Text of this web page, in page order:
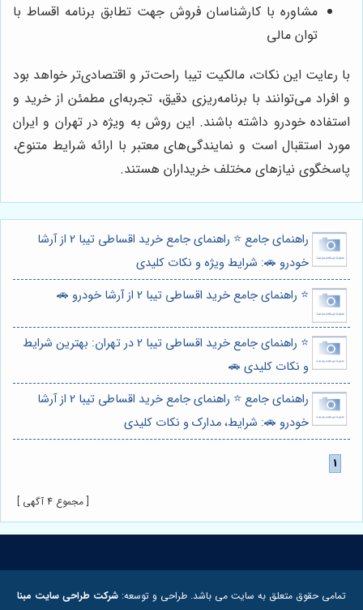
مشاوره با کارشناسان فروش جهت تطابق برنامه اقساط با
توان مالی
با رعایت این نکات، مالکیت تیبا راحت‌تر و اقتصادی‌تر خواهد بود
و افراد می‌توانند با برنامه‌ریزی دقیق، تجربه‌ای مطمئن از خرید و
استفاده خودرو داشته باشند. این روش به ویژه در تهران و ایران
مورد استقبال است و نمایندگی‌های معتبر با ارائه شرایط متنوع،
پاسخگوی نیازهای مختلف خریداران هستند.
راهنمای جامع ⭐️ راهنمای جامع خرید اقساطی تیبا 2 از آرشا
خودرو 🚗: شرایط ویژه و نکات کلیدی
⭐️ راهنمای جامع خرید اقساطی تیبا 2 از آرشا خودرو 🚗
⭐️ راهنمای جامع خرید اقساطی تیبا 2 در تهران: بهترین شرایط
و نکات کلیدی 🚗
راهنمای جامع ⭐️ راهنمای جامع خرید اقساطی تیبا 2 از آرشا
خودرو 🚗: شرایط، مدارک و نکات کلیدی
[ مجموع 4 آگهی ]
تمامی حقوق متعلق به سایت می باشد. طراحی و توسعه: شرکت طراحی سایت مبنا